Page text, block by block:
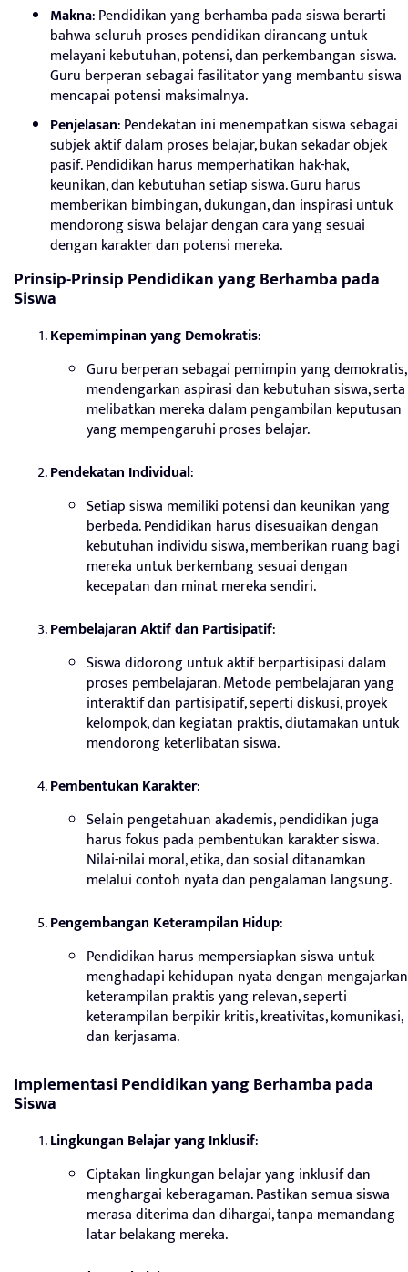
Makna: Pendidikan yang berhamba pada siswa berarti
bahwa seluruh proses pendidikan dirancang untuk
melayani kebutuhan, potensi, dan perkembangan siswa.
Guru berperan sebagai fasilitator yang membantu siswa
mencapai potensi maksimalnya.
Penjelasan: Pendekatan ini menempatkan siswa sebagai
subjek aktif dalam proses belajar, bukan sekadar objek
pasif. Pendidikan harus memperhatikan hak-hak,
keunikan, dan kebutuhan setiap siswa. Guru harus
memberikan bimbingan, dukungan, dan inspirasi untuk
mendorong siswa belajar dengan cara yang sesuai
dengan karakter dan potensi mereka.
Prinsip-Prinsip Pendidikan yang Berhamba pada
Siswa
Kepemimpinan yang Demokratis:
Guru berperan sebagai pemimpin yang demokratis,
mendengarkan aspirasi dan kebutuhan siswa, serta
melibatkan mereka dalam pengambilan keputusan
yang mempengaruhi proses belajar.
Pendekatan Individual:
Setiap siswa memiliki potensi dan keunikan yang
berbeda. Pendidikan harus disesuaikan dengan
kebutuhan individu siswa, memberikan ruang bagi
mereka untuk berkembang sesuai dengan
kecepatan dan minat mereka sendiri.
Pembelajaran Aktif dan Partisipatif:
Siswa didorong untuk aktif berpartisipasi dalam
proses pembelajaran. Metode pembelajaran yang
interaktif dan partisipatif, seperti diskusi, proyek
kelompok, dan kegiatan praktis, diutamakan untuk
mendorong keterlibatan siswa.
Pembentukan Karakter:
Selain pengetahuan akademis, pendidikan juga
harus fokus pada pembentukan karakter siswa.
Nilai-nilai moral, etika, dan sosial ditanamkan
melalui contoh nyata dan pengalaman langsung.
Pengembangan Keterampilan Hidup:
Pendidikan harus mempersiapkan siswa untuk
menghadapi kehidupan nyata dengan mengajarkan
keterampilan praktis yang relevan, seperti
keterampilan berpikir kritis, kreativitas, komunikasi,
dan kerjasama.
Implementasi Pendidikan yang Berhamba pada
Siswa
Lingkungan Belajar yang Inklusif:
Ciptakan lingkungan belajar yang inklusif dan
menghargai keberagaman. Pastikan semua siswa
merasa diterima dan dihargai, tanpa memandang
latar belakang mereka.